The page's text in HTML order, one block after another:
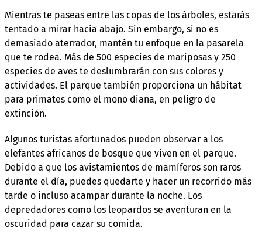
Mientras te paseas entre las copas de los árboles, estarás
tentado a mirar hacia abajo. Sin embargo, si no es
demasiado aterrador, mantén tu enfoque en la pasarela
que te rodea. Más de 500 especies de mariposas y 250
especies de aves te deslumbrarán con sus colores y
actividades. El parque también proporciona un hábitat
para primates como el mono diana, en peligro de
extinción.
Algunos turistas afortunados pueden observar a los
elefantes africanos de bosque que viven en el parque.
Debido a que los avistamientos de mamíferos son raros
durante el día, puedes quedarte y hacer un recorrido más
tarde o incluso acampar durante la noche. Los
depredadores como los leopardos se aventuran en la
oscuridad para cazar su comida.